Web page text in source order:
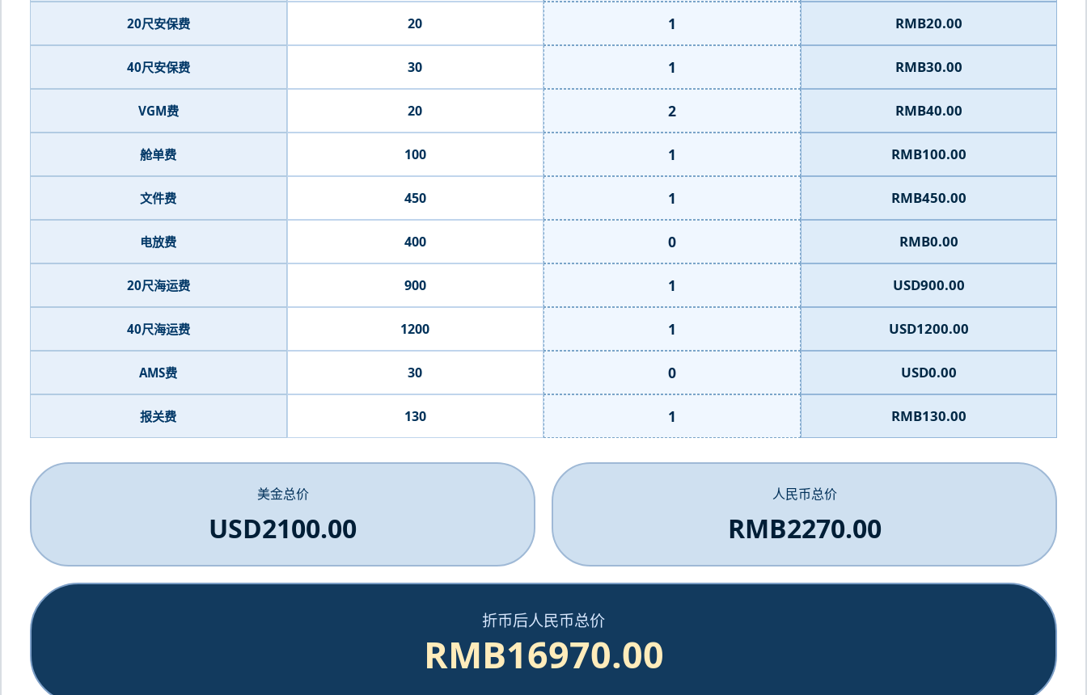
20尺安保费 20 1 RMB20.00
40尺安保费 30 1 RMB30.00
VGM费 20 2 RMB40.00
舱单费 100 1 RMB100.00
文件费 450 1 RMB450.00
电放费 400 0 RMB0.00
20尺海运费 900 1 USD900.00
40尺海运费 1200 1 USD1200.00
AMS费 30 0 USD0.00
报关费 130 1 RMB130.00
美金总价
USD2100.00
人民币总价
RMB2270.00
折币后人民币总价
RMB16970.00